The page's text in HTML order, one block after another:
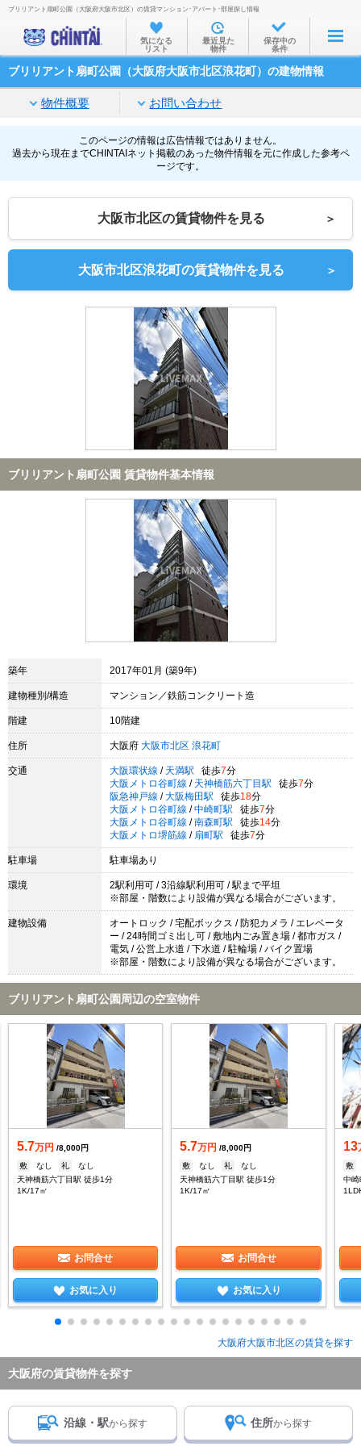
お部屋を探す
沿線・駅から
家賃相場から
通勤通学時間から
物件特集から
不動産会社から
TOP
ブリリアント扇町公園（大阪府大阪市北区）の賃貸マンション･アパート･部屋探し情報
気になる
リスト
最近見た
物件
保存中の
条件
ブリリアント扇町公園（大阪府大阪市北区浪花町）の建物情報
物件概要 お問い合わせ
このページの情報は広告情報ではありません。
過去から現在までCHINTAIネット掲載のあった物件情報を元に作成した参考ペ
ージです。
大阪市北区の賃貸物件を見る ＞
大阪市北区浪花町の賃貸物件を見る ＞
ブリリアント扇町公園 賃貸物件基本情報
築年 2017年01月 (築9年)
建物種別/構造 マンション／鉄筋コンクリート造
階建 10階建
住所 大阪府 大阪市北区 浪花町
交通 大阪環状線 / 天満駅 徒歩7分
大阪メトロ谷町線 / 天神橋筋六丁目駅 徒歩7分
阪急神戸線 / 大阪梅田駅 徒歩18分
大阪メトロ谷町線 / 中崎町駅 徒歩7分
大阪メトロ谷町線 / 南森町駅 徒歩14分
大阪メトロ堺筋線 / 扇町駅 徒歩7分
駐車場 駐車場あり
環境
2駅利用可 / 3沿線駅利用可 / 駅まで平坦
※部屋・階数により設備が異なる場合がございます。
建物設備
オートロック / 宅配ボックス / 防犯カメラ / エレベータ
ー / 24時間ゴミ出し可 / 敷地内ごみ置き場 / 都市ガス /
電気 / 公営上水道 / 下水道 / 駐輪場 / バイク置場
※部屋・階数により設備が異なる場合がございます。
ブリリアント扇町公園周辺の空室物件
5.7万円 /8,000円
敷
なし 礼
なし
天神橋筋六丁目駅 徒歩1分
1K/17㎡
お問合せ
お気に入り
5.7万円 /8,000円
敷
なし 礼
なし
天神橋筋六丁目駅 徒歩1分
1K/17㎡
お問合せ
お気に入り
13
敷
中崎
大阪府大阪市北区の賃貸を探す
大阪府の賃貸物件を探す
沿線・駅から探す 住所から探す